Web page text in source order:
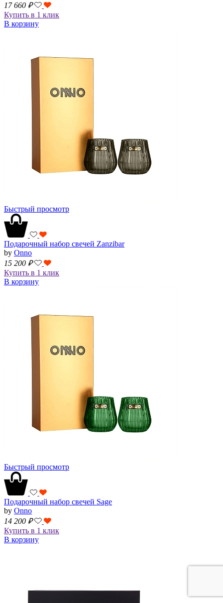
17 660 ₽
Купить в 1 клик
В корзину
Быстрый просмотр
Подарочный набор свечей Zanzibar
by Onno
15 200 ₽
Купить в 1 клик
В корзину
Быстрый просмотр
Подарочный набор свечей Sage
by Onno
14 200 ₽
Купить в 1 клик
В корзину